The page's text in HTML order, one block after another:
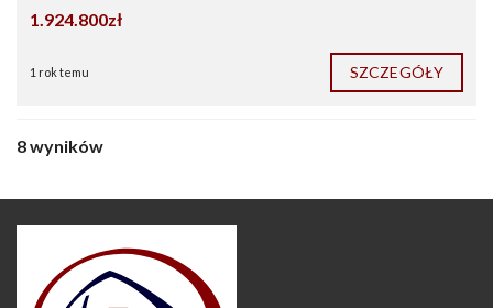
1.924.800zł
1 rok temu SZCZEGÓŁY
8 wyników